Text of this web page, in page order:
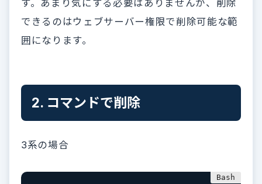
す。あまり気にする必要はありませんが、削除
できるのはウェブサーバー権限で削除可能な範
囲になります。
2. コマンドで削除
3系の場合